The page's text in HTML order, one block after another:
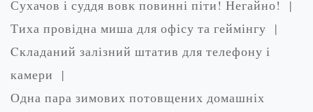
Сухачов і суддя вовк повинні піти! Негайно! |
Тиха провідна миша для офісу та геймінгу |
Cкладаний залізний штатив для телефону і
камери |
Одна пара зимових потовщених домашніх